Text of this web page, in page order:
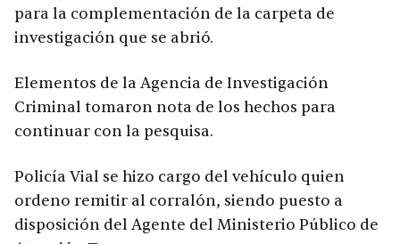
para la complementación de la carpeta de
investigación que se abrió.
Elementos de la Agencia de Investigación
Criminal tomaron nota de los hechos para
continuar con la pesquisa.
Policía Vial se hizo cargo del vehículo quien
ordeno remitir al corralón, siendo puesto a
disposición del Agente del Ministerio Público de